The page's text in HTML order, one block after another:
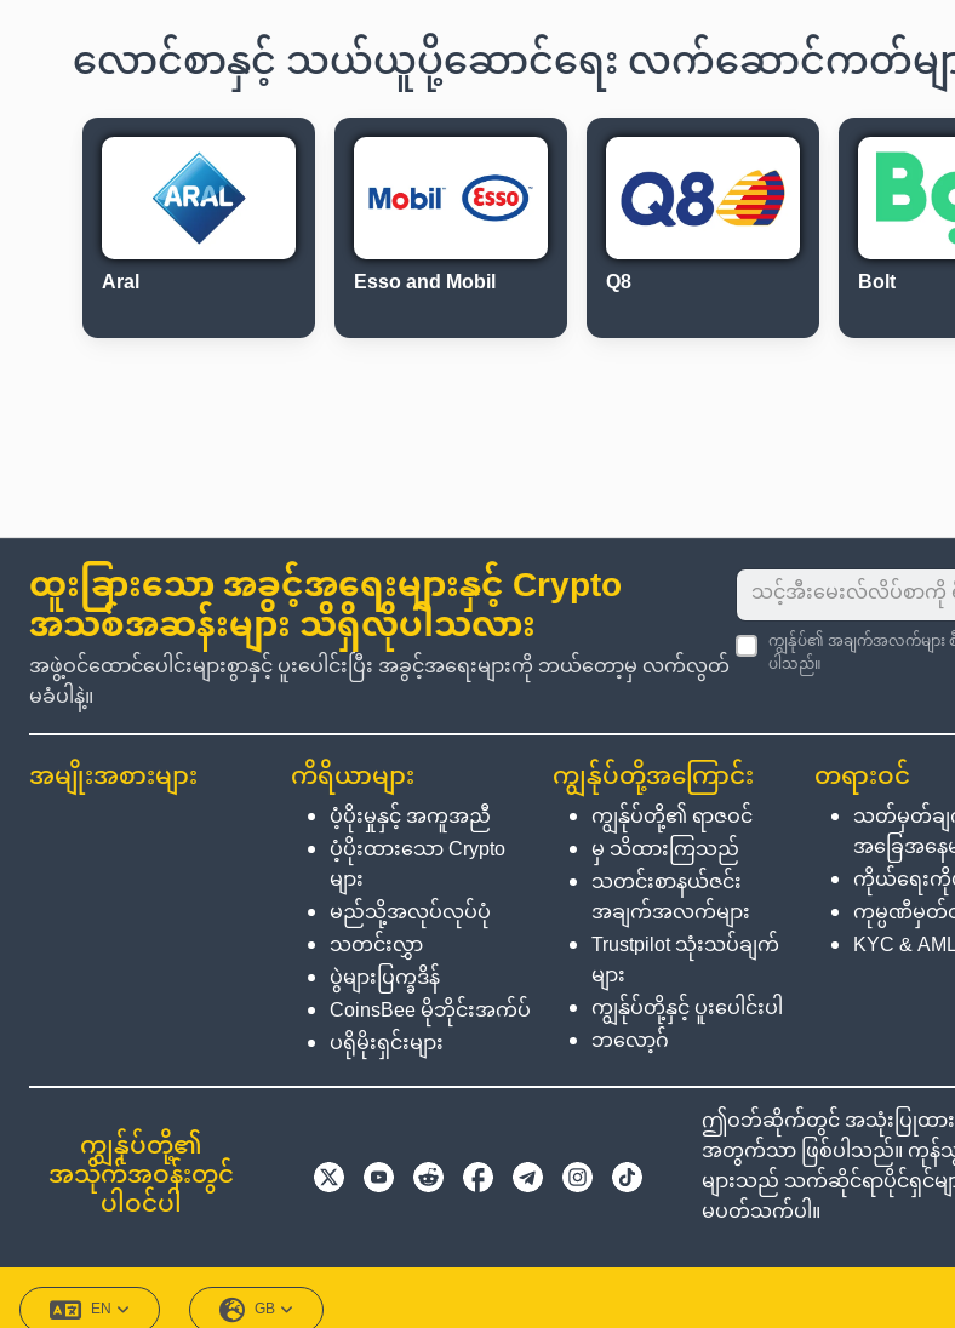
လောင်စာနှင့် သယ်ယူပို့ဆောင်ရေး လက်ဆောင်ကတ်မ
Aral Esso and Mobil Q8 Bolt
ထူးခြားသော အခွင့်အရေးများနှင့် Crypto
အသစ်အဆန်းများ သိရှိလိုပါသလား
အဖွဲ့ဝင်ထောင်ပေါင်းများစွာနှင့် ပူးပေါင်းပြီး အခွင့်အရေးများကို ဘယ်တော့မှ လက်လွတ်
မခံပါနဲ့။
ကျွန်ုပ်၏ အချက်အလက်များ
ပါသည်။
အမျိုးအစားများ ကိရိယာများ
ပံ့ပိုးမှုနှင့် အကူအညီ
ပံ့ပိုးထားသော Crypto
များ
မည်သို့အလုပ်လုပ်ပုံ
သတင်းလွှာ
ပွဲများပြက္ခဒိန်
CoinsBee မိုဘိုင်းအက်ပ်
ပရိုမိုးရှင်းများ
ကျွန်ုပ်တို့အကြောင်း
ကျွန်ုပ်တို့၏ ရာဇဝင်
မှ သိထားကြသည်
သတင်းစာနယ်ဇင်း
အချက်အလက်များ
Trustpilot သုံးသပ်ချက်
များ
ကျွန်ုပ်တို့နှင့် ပူးပေါင်းပါ
ဘလော့ဂ်
တရားဝင်
သတ်မှတ်ချ
အခြေအနေမ
ကိုယ်ရေးကို
ကုမ္ပဏီမှတ်
KYC &
ကျွန်ုပ်တို့၏
အသိုက်အဝန်းတွင်
ပါဝင်ပါ
ဤဝဘ်ဆိုက်တွင် အသုံးပြုထား
အတွက်သာ ဖြစ်ပါသည်။ ကု
များသည် သက်ဆိုင်ရာပိုင်ရှင်မ
မပတ်သက်ပါ။
EN GB